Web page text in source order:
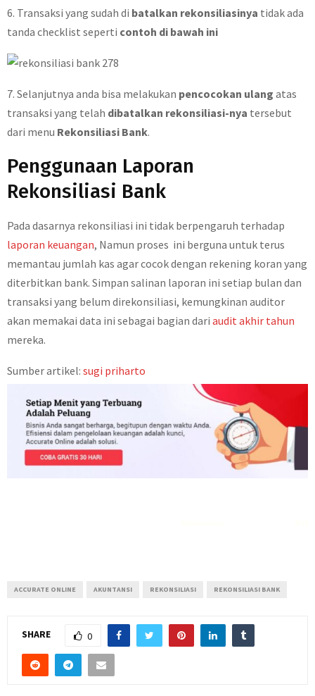
6. Transaksi yang sudah di batalkan rekonsiliasinya tidak ada
tanda checklist seperti contoh di bawah ini
7. Selanjutnya anda bisa melakukan pencocokan ulang atas
transaksi yang telah dibatalkan rekonsiliasi-nya tersebut
dari menu Rekonsiliasi Bank.
Penggunaan Laporan
Rekonsiliasi Bank
Pada dasarnya rekonsiliasi ini tidak berpengaruh terhadap
laporan keuangan, Namun proses ini berguna untuk terus
memantau jumlah kas agar cocok dengan rekening koran yang
diterbitkan bank. Simpan salinan laporan ini setiap bulan dan
transaksi yang belum direkonsiliasi, kemungkinan auditor
akan memakai data ini sebagai bagian dari audit akhir tahun
mereka.
Sumber artikel: sugi priharto
ACCURATE ONLINE AKUNTANSI REKONSILIASI REKONSILIASI BANK
SHARE 0